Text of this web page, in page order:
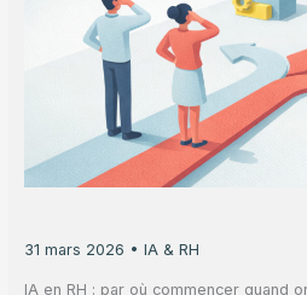
31 mars 2026 • IA & RH
IA en RH : par où commencer quand